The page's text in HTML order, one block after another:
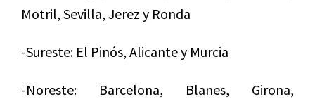
Motril, Sevilla, Jerez y Ronda
-Sureste: El Pinós, Alicante y Murcia
-Noreste: Barcelona, Blanes, Girona,